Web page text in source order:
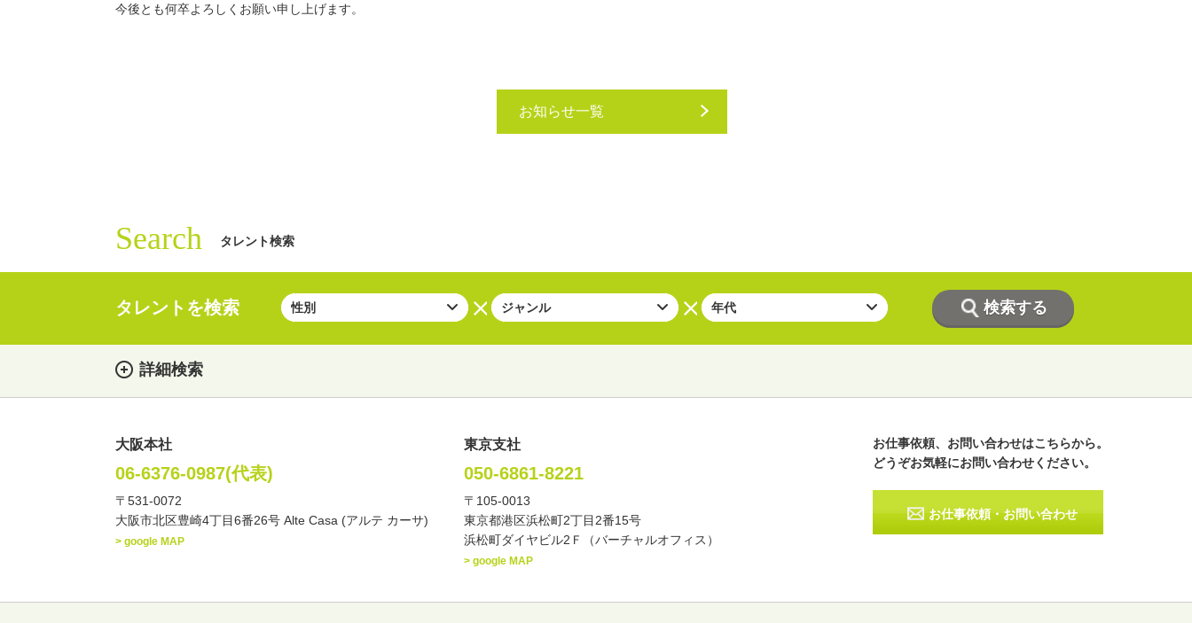
今後とも何卒よろしくお願い申し上げます。
お知らせ一覧
Search タレント検索
タレントを検索
詳細検索
・性別
・ジャンル お笑い・バラエティー
講談 モーションアクター
歳～ 歳
大阪本社
06-6376-0987(代表)
〒531-0072
大阪市北区豊崎4丁目6番26号 Alte Casa (アルテ カーサ)
> google MAP
東京支社
050-6861-8221
〒105-0013
東京都港区浜松町2丁目2番15号
浜松町ダイヤビル2Ｆ（バーチャルオフィス）
> google MAP
お仕事依頼、お問い合わせはこちらから。
どうぞお気軽にお問い合わせください。
お仕事依頼・お問い合わせ